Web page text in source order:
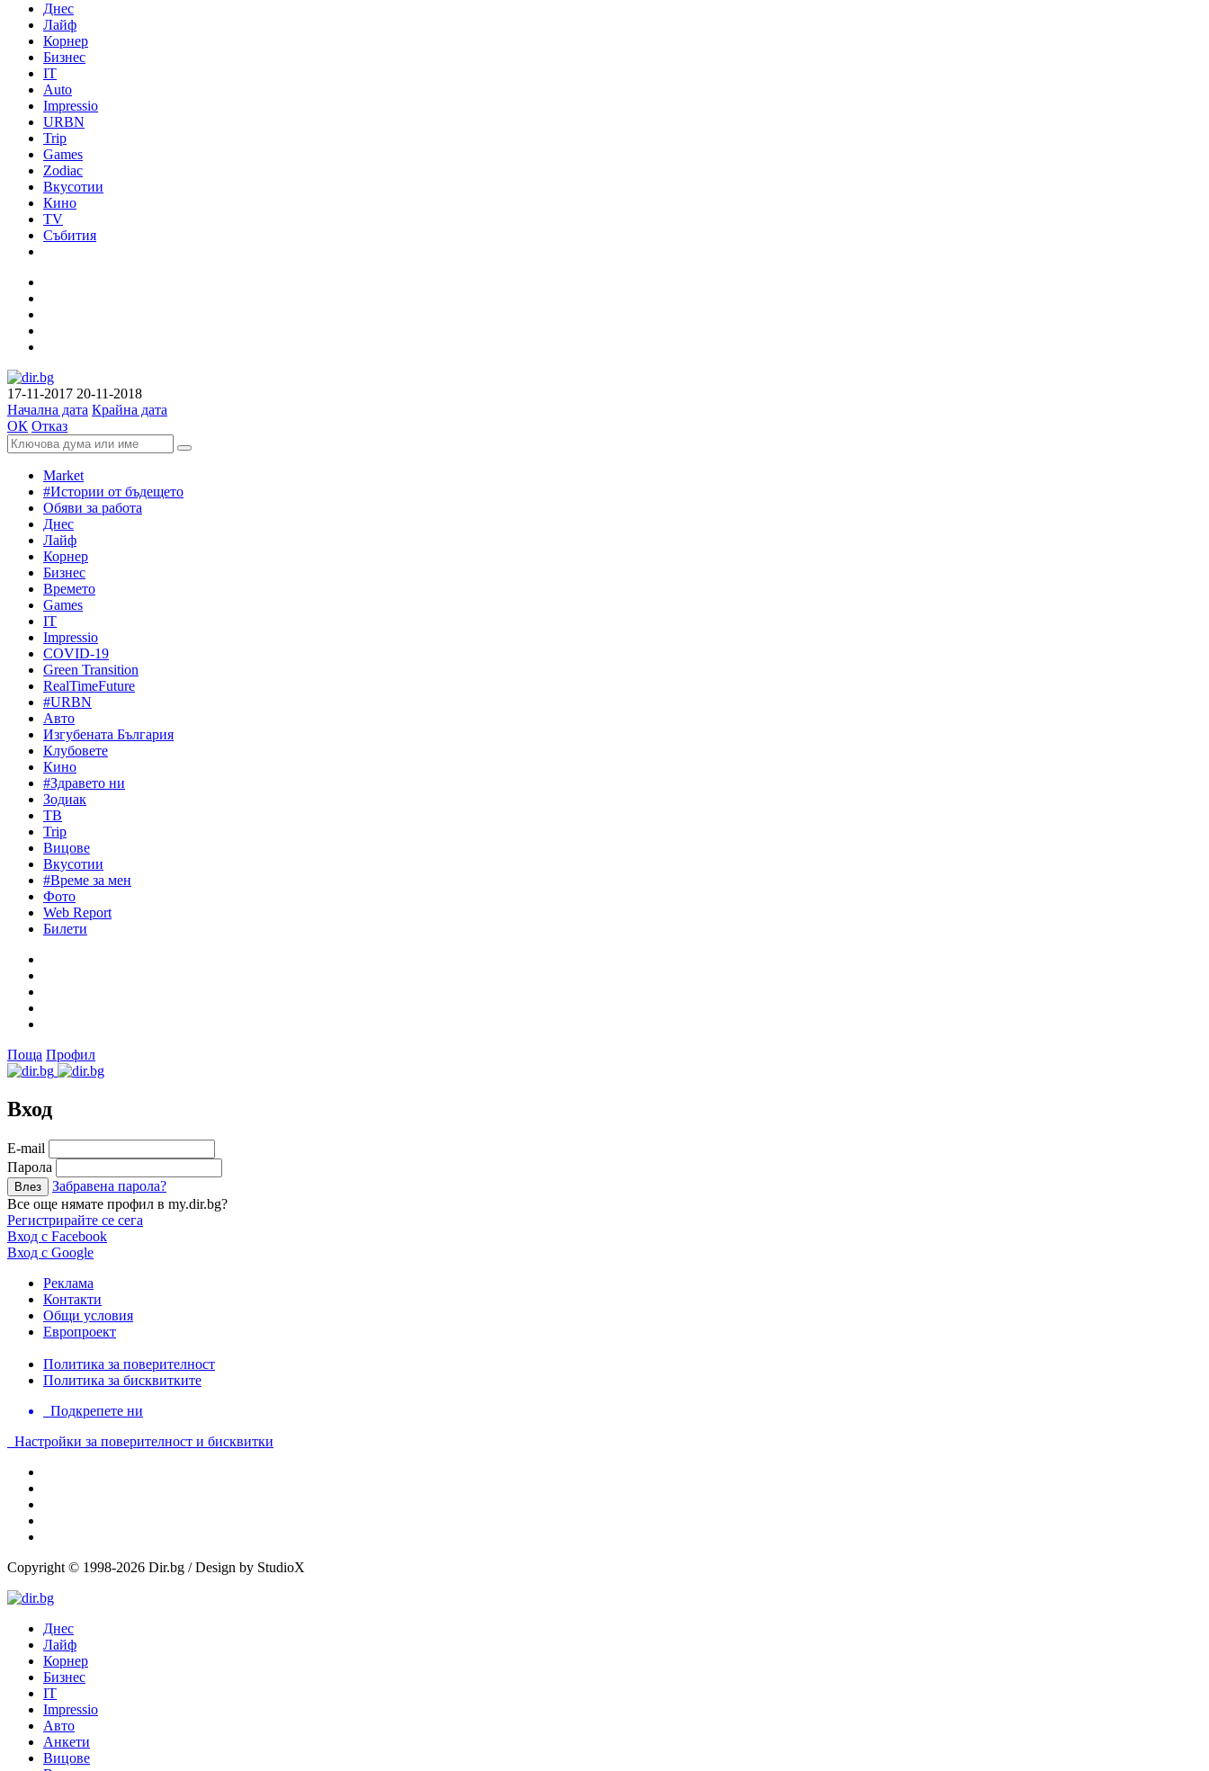
Днес
Лайф
Корнер
Бизнес
IT
Auto
Impressio
URBN
Trip
Games
Zodiac
Вкусотии
Кино
TV
Събития
17-11-2017 20-11-2018
Начална дата Крайна дата
ОК Отказ
Market
#Истории от бъдещето
Обяви за работа
Днес
Лайф
Корнер
Бизнес
Времето
Games
IT
Impressio
COVID-19
Green Transition
RealTimeFuture
#URBN
Авто
Изгубената България
Клубовете
Кино
#Здравето ни
Зодиак
ТВ
Trip
Вицове
Вкусотии
#Време за мен
Фото
Web Report
Билети
Поща Профил
Вход
Е-mail
Парола
Забравена парола?
Все още нямате профил в my.dir.bg?
Регистрирайте се сега
Вход с Facebook
Вход с Google
Реклама
Контакти
Общи условия
Европроект
Политика за поверителност
Политика за бисквитките
Подкрепете ни
Настройки за поверителност и бисквитки
Copyright © 1998-2026 Dir.bg / Design by StudioX
Днес
Лайф
Корнер
Бизнес
IT
Impressio
Авто
Анкети
Вицове